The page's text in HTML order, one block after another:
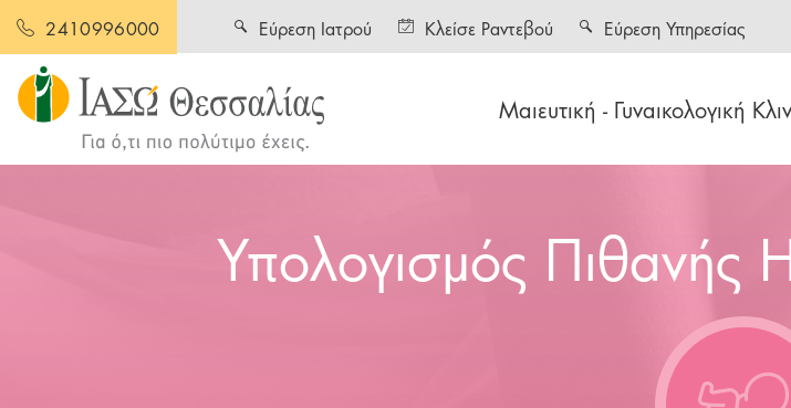
2410996000
Μαιευτική - Γυναικολογική
Εύρεση Ιατρού Κλείσε Ραντεβού Εύρεση Υπηρεσίας
Υπολογισμός Πιθανής